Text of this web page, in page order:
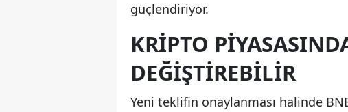
güçlendiriyor.
KRIPTO
DEĞIŞTIREBILIR
Yeni teklifin onaylanması halinde